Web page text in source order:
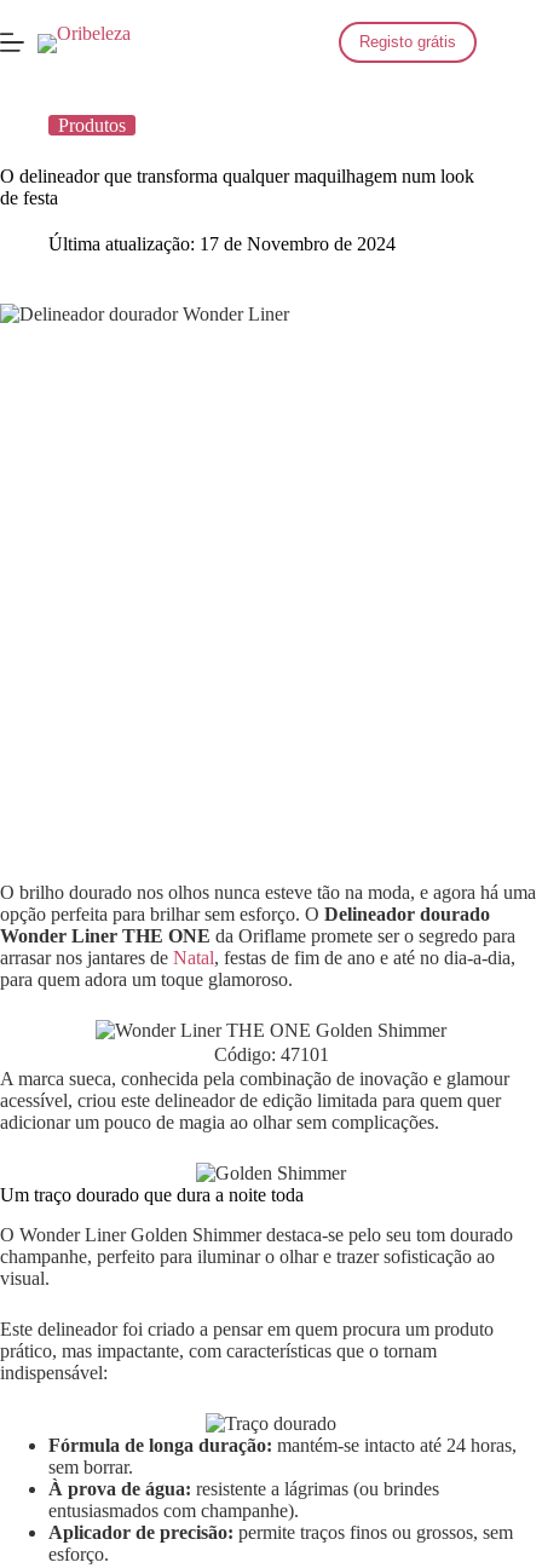
para
o
Registo grátis
Produtos
O delineador que transforma qualquer maquilhagem num look
de festa
Última atualização: 17 de Novembro de 2024
O brilho dourado nos olhos nunca esteve tão na moda, e agora há uma
opção perfeita para brilhar sem esforço. O Delineador dourado
Wonder Liner THE ONE da Oriflame promete ser o segredo para
arrasar nos jantares de Natal, festas de fim de ano e até no dia-a-dia,
para quem adora um toque glamoroso.
Código: 47101
A marca sueca, conhecida pela combinação de inovação e glamour
acessível, criou este delineador de edição limitada para quem quer
adicionar um pouco de magia ao olhar sem complicações.
Um traço dourado que dura a noite toda
O Wonder Liner Golden Shimmer destaca-se pelo seu tom dourado
champanhe, perfeito para iluminar o olhar e trazer sofisticação ao
visual.
Este delineador foi criado a pensar em quem procura um produto
prático, mas impactante, com características que o tornam
indispensável:
Fórmula de longa duração: mantém-se intacto até 24 horas,
sem borrar.
À prova de água: resistente a lágrimas (ou brindes
entusiasmados com champanhe).
Aplicador de precisão: permite traços finos ou grossos, sem
esforço.